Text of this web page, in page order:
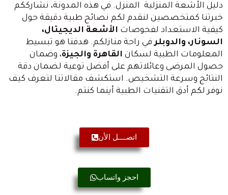
دليل الأشعة المنزلية المنزل. في هذه المدونة، نشارككم
خبرتنا كمتخصصين لنقدم لكم نصائح طبية دقيقة حول
كيفية الاستعداد لفحوصات الأشعة الديجيتال،
السونار، والدوبلرفي راحة منازلكم. هدفنا هو تبسيط
المعلومات الطبية لسكان القاهرة والجيزة، وضمان
حصول المرضى وعائلاتهم على أفضل توعية لضمان دقة
النتائج وسرعة التشخيص. استكشف مقالاتنا لتعرف كيف
نوفر لكم أدق التقنيات الطبية أينما كنتم.
اتصــــل الأن
احجز واتساب